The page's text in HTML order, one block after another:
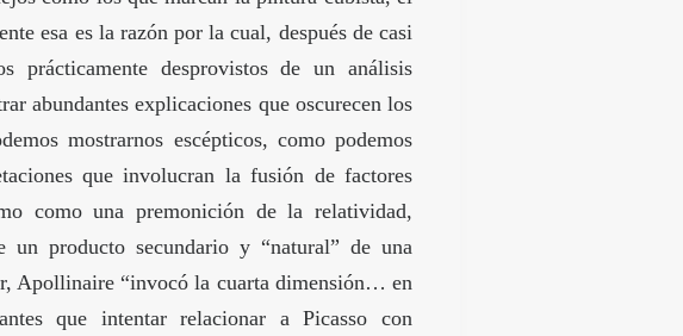
esa es la razón por la cual, después de casi
prácticamente desprovistos de un análisis
abundantes explicaciones que oscurecen los
mostrarnos escépticos, como podemos
que involucran la fusión de factores
como una premonición de la relatividad,
un producto secundario y “natural” de una
Apollinaire “invocó la cuarta dimensión… en
que intentar relacionar a Picasso con